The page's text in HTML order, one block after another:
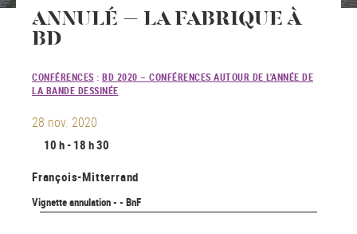
ANNULÉ – LA FABRIQUE À
BD
CONFÉRENCES : BD 2020 – CONFÉRENCES AUTOUR DE L'ANNÉE DE
LA BANDE DESSINÉE
28 nov. 2020
10 h - 18 h 30
François-Mitterrand
Vignette annulation - - BnF